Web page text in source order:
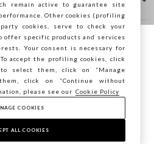
ΑΦΜ: 04240010274 - Εταιρικό
290.923.470 -
Ελλάδας, θέλετε
τοποθεσία σας;
remain active to guarantee site
Other cookies (profiling
cookies, serve to check your
offer specific products and services
Your consent is necessary for
accept the profiling cookies, click
select them, click on “Manage
click on “Continue without
please see our Cookie Policy
COOKIES
ALL COOKIES